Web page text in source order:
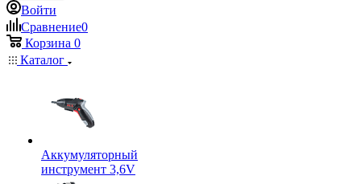
Войти
Сравнение0
Корзина 0
Каталог
Аккумуляторный
инструмент 3,6V